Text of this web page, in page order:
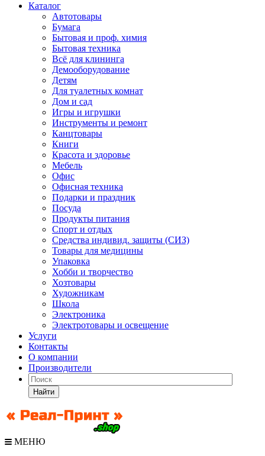
Каталог
Автотовары
Бумага
Бытовая и проф. химия
Бытовая техника
Всё для клининга
Демооборудование
Детям
Для туалетных комнат
Дом и сад
Игры и игрушки
Инструменты и ремонт
Канцтовары
Книги
Красота и здоровье
Мебель
Офис
Офисная техника
Подарки и праздник
Посуда
Продукты питания
Спорт и отдых
Средства индивид. защиты (СИЗ)
Товары для медицины
Упаковка
Хобби и творчество
Хозтовары
Художникам
Школа
Электроника
Электротовары и освещение
Услуги
Контакты
О компании
Производители
Найти
МЕНЮ